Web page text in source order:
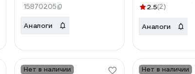
15870205
Аналоги
2.5(2)
Аналоги
Нет в наличии Нет в наличии